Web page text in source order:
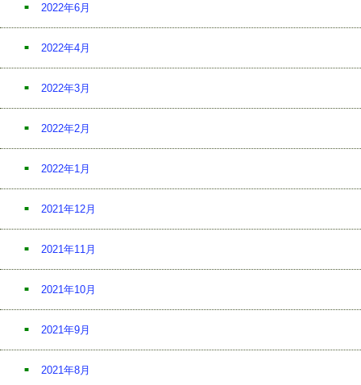
2022年6月
2022年4月
2022年3月
2022年2月
2022年1月
2021年12月
2021年11月
2021年10月
2021年9月
2021年8月